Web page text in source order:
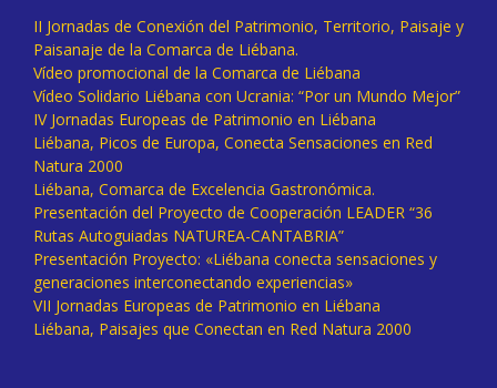
II Jornadas de Conexión del Patrimonio, Territorio, Paisaje y
Paisanaje de la Comarca de Liébana.
Vídeo promocional de la Comarca de Liébana
Vídeo Solidario Liébana con Ucrania: “Por un Mundo Mejor”
IV Jornadas Europeas de Patrimonio en Liébana
Liébana, Picos de Europa, Conecta Sensaciones en Red
Natura 2000
Liébana, Comarca de Excelencia Gastronómica.
Presentación del Proyecto de Cooperación LEADER “36
Rutas Autoguiadas NATUREA-CANTABRIA”
Presentación Proyecto: «Liébana conecta sensaciones y
generaciones interconectando experiencias»
VII Jornadas Europeas de Patrimonio en Liébana
Liébana, Paisajes que Conectan en Red Natura 2000